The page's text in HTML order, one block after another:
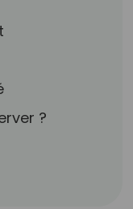
?